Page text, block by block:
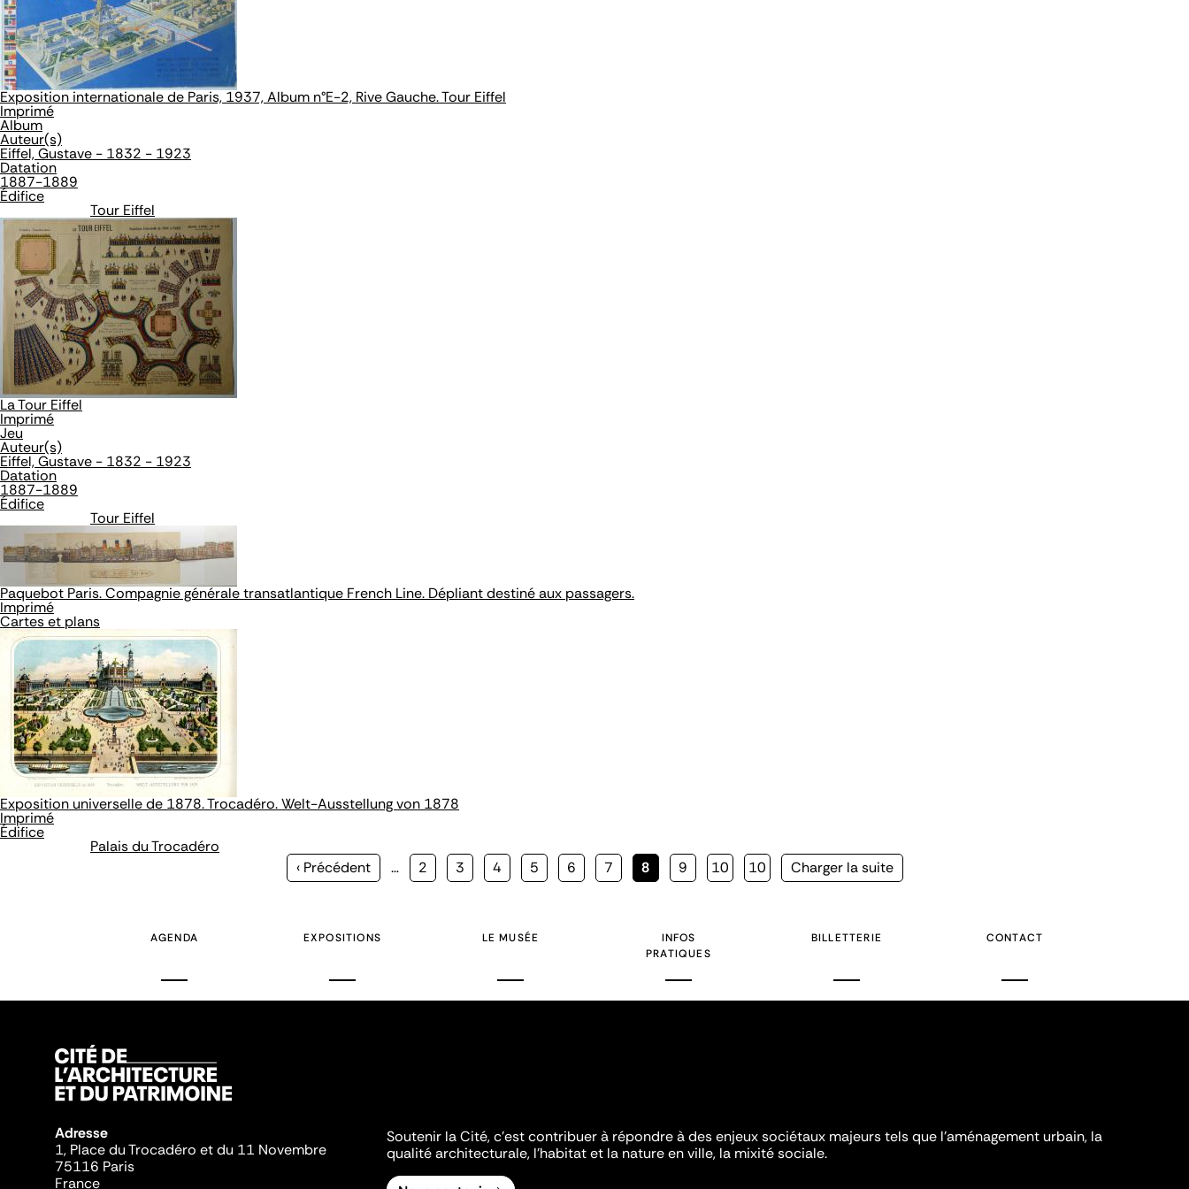
Exposition internationale de Paris, 1937, Album n°E-2, Rive Gauche. Tour Eiffel
Imprimé
Album
Auteur(s)
Eiffel, Gustave - 1832 - 1923
Datation
1887-1889
Édifice
Tour Eiffel
La Tour Eiffel
Imprimé
Jeu
Auteur(s)
Eiffel, Gustave - 1832 - 1923
Datation
1887-1889
Édifice
Tour Eiffel
Paquebot Paris. Compagnie générale transatlantique French Line. Dépliant destiné aux passagers.
Imprimé
Cartes et plans
Exposition universelle de 1878. Trocadéro. Welt-Ausstellung von 1878
Imprimé
Édifice
Palais du Trocadéro
Page
‹ Précédent … Page
2 Page
3 Page
4 Page
5 Page
6 Page
7
Page
8 Page
9 Page
10 Page
10
Page
Charger la suite
AGENDA EXPOSITIONS LE MUSÉE
INFOS
PRATIQUES
BILLETTERIE CONTACT
Adresse
1, Place du Trocadéro et du 11 Novembre
75116 Paris
France
Soutenir la Cité, c'est contribuer à répondre à des enjeux sociétaux majeurs tels que l'aménagement urbain, la
qualité architecturale, l'habitat et la nature en ville, la mixité sociale.